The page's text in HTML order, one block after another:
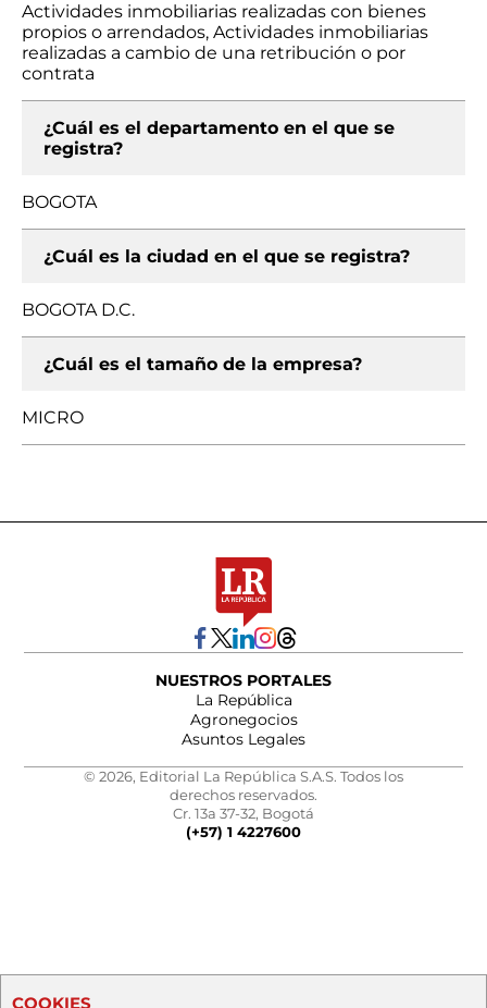
Actividades inmobiliarias realizadas con bienes
propios o arrendados, Actividades inmobiliarias
realizadas a cambio de una retribución o por
contrata
¿Cuál es el departamento en el que se
registra?
BOGOTA
¿Cuál es la ciudad en el que se registra?
BOGOTA D.C.
¿Cuál es el tamaño de la empresa?
MICRO
NUESTROS PORTALES
La República
Agronegocios
Asuntos Legales
© 2026, Editorial La República S.A.S. Todos los
derechos reservados.
Cr. 13a 37-32, Bogotá
(+57) 1 4227600
COOKIES